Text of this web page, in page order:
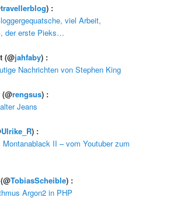
travellerblog) :
viel Arbeit,
der erste Pieks…
(@jahfaby) :
Nachrichten von Stephen King
(@rengsus) :
Jeans
Ulrike_R) :
II – vom Youtuber zum
(@TobiasScheible) :
Argon2 in PHP